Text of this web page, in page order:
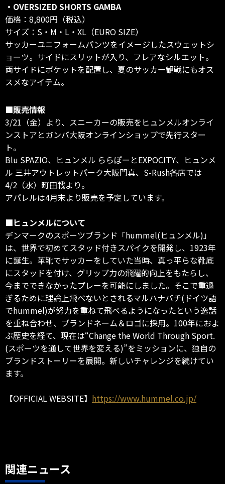
・OVERSIZED SHORTS GAMBA
価格：8,800円（税込）
サイズ：S・M・L・XL（EURO SIZE）
サッカーユニフォームパンツをイメージしたスウェットシ
ョーツ。サイドにスリットが入り、フレアなシルエット。
両サイドにポケットを配置し、夏のサッカー観戦にもオス
スメなアイテム。
■販売情報
3/21（金）より、スニーカーの販売をヒュンメルオンライ
ンストアとガンバ大阪オンラインショップで先行スター
ト。
Blu SPAZIO、ヒュンメル ららぽーとEXPOCITY、ヒュンメ
ル 三井アウトレットパーク大阪門真、S-Rush各店では
4/2（水）町田戦より。
アパレルは4月末より販売を予定しています。
■ヒュンメルについて
デンマークのスポーツブランド「hummel(ヒュンメル)」
は、世界で初めてスタッド付きスパイクを開発し、1923年
に誕生。革靴でサッカーをしていた当時、真っ平らな靴底
にスタッドを付け、グリップ力の飛躍的向上をもたらし、
今までできなかったプレーを可能にしました。そこで重過
ぎるために理論上飛べないとされるマルハナバチ(ドイツ語
でhummel)が努力を重ねて飛べるようになったという逸話
を重ね合わせ、ブランドネーム＆ロゴに採用。100年におよ
ぶ歴史を経て、現在は“Change the World Through Sport.
(スポーツを通して世界を変える)”をミッションに、独自の
ブランドストーリーを展開。新しいチャレンジを続けてい
ます。
【OFFICIAL WEBSITE】 https://www.hummel.co.jp/
関連ニュース